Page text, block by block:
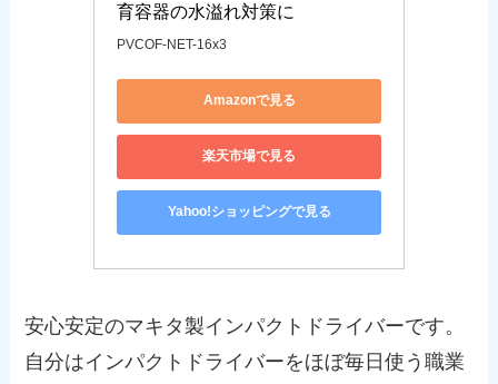
育容器の水溢れ対策に
PVCOF-NET-16x3
Amazonで見る
楽天市場で見る
Yahoo!ショッピングで見る
安心安定のマキタ製インパクトドライバーです。
自分はインパクトドライバーをほぼ毎日使う職業